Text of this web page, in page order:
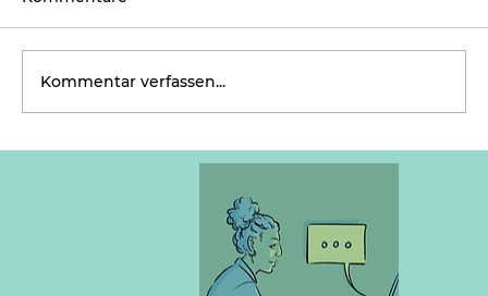
Kein Mensch denkt allein
Kommentar verfassen...